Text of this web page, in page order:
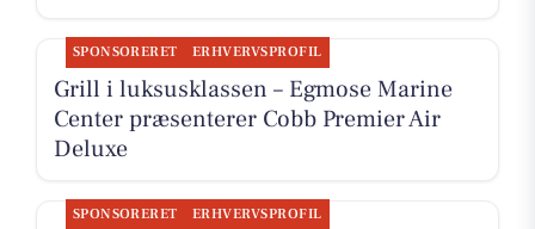
SPONSORERET ERHVERVSPROFIL
Grill i luksusklassen – Egmose Marine
Center præsenterer Cobb Premier Air
Deluxe
SPONSORERET ERHVERVSPROFIL